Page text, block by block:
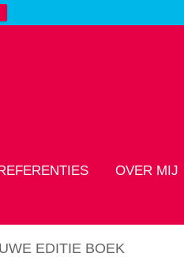
OVER MIJ
EDITIE BOEK